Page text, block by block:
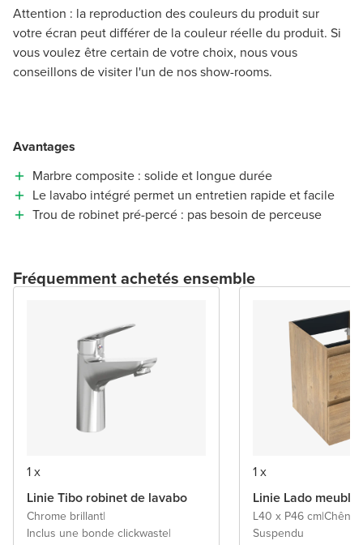
Attention : la reproduction des couleurs du produit sur
votre écran peut différer de la couleur réelle du produit. Si
vous voulez être certain de votre choix, nous vous
conseillons de visiter l'un de nos show-rooms.
Avantages
Marbre composite : solide et longue durée
Le lavabo intégré permet un entretien rapide et facile
Trou de robinet pré-percé : pas besoin de perceuse
Fréquemment achetés ensemble
1 x
Linie Tibo robinet de lavabo
Chrome brillant|
Inclus une bonde clickwaste|
1 x
Linie Lado
L40 x P46 cm|Chêne
Suspendu